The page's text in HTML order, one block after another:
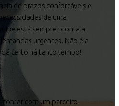
de prazos confortáveis e
de uma
está sempre pronta a
urgentes. Não é a
dá certo há tanto tempo!
com um parceiro